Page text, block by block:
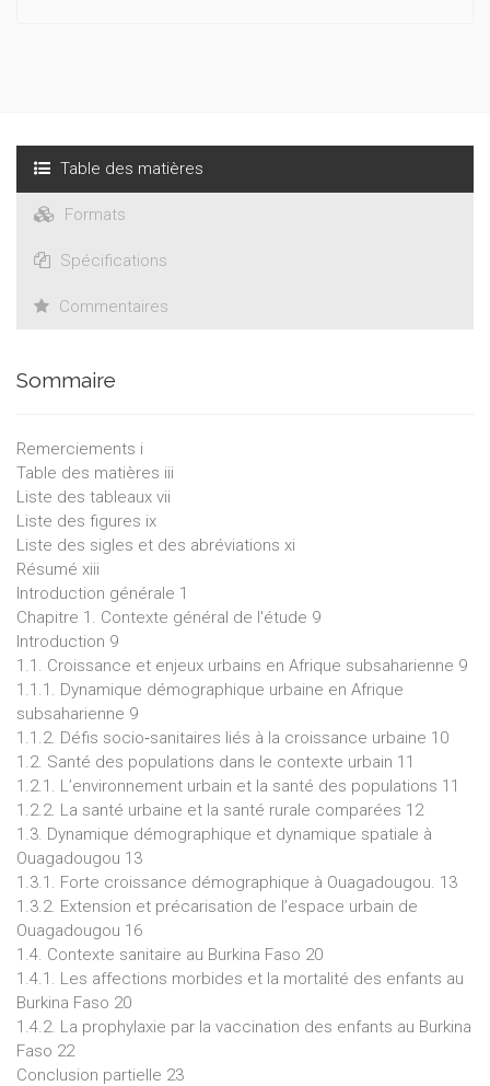
Table des matières
Formats
Spécifications
Commentaires
Sommaire
Remerciements i
Table des matières iii
Liste des tableaux vii
Liste des figures ix
Liste des sigles et des abréviations xi
Résumé xiii
Introduction générale 1
Chapitre 1. Contexte général de l'étude 9
Introduction 9
1.1. Croissance et enjeux urbains en Afrique subsaharienne 9
1.1.1. Dynamique démographique urbaine en Afrique
subsaharienne 9
1.1.2. Défis socio‐sanitaires liés à la croissance urbaine 10
1.2. Santé des populations dans le contexte urbain 11
1.2.1. L’environnement urbain et la santé des populations 11
1.2.2. La santé urbaine et la santé rurale comparées 12
1.3. Dynamique démographique et dynamique spatiale à
Ouagadougou 13
1.3.1. Forte croissance démographique à Ouagadougou. 13
1.3.2. Extension et précarisation de l’espace urbain de
Ouagadougou 16
1.4. Contexte sanitaire au Burkina Faso 20
1.4.1. Les affections morbides et la mortalité des enfants au
Burkina Faso 20
1.4.2. La prophylaxie par la vaccination des enfants au Burkina
Faso 22
Conclusion partielle 23